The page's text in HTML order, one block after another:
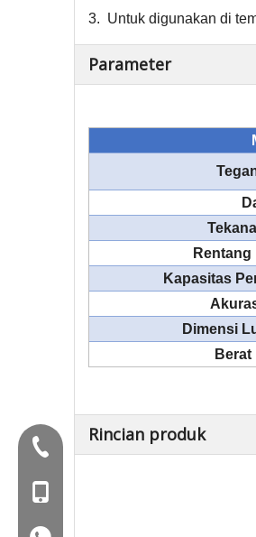
3. Untuk digunakan di
Parameter
Rentang
Kapasitas
Dimensi
Rincian produk
Tel:+86-577-88627766